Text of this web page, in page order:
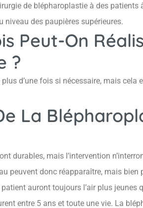
de blépharoplastie à des patients
niveau des paupières supérieures.
Peut-On
?
d’une fois si nécessaire, mais cela
La
durables, mais l’intervention
peuvent donc réapparaître, mais bien
auront toujours l’air plus jeunes
entre 5 ans et toute une vie. La